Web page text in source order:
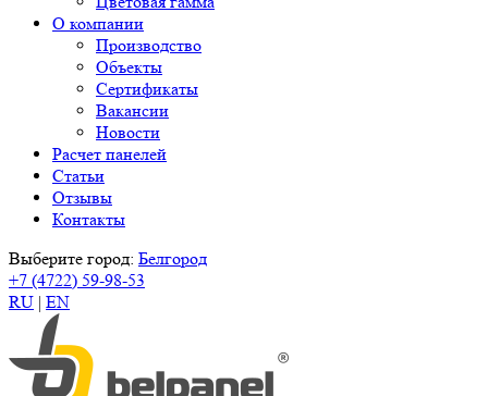
О компании
Производство
Объекты
Сертификаты
Вакансии
Новости
Расчет панелей
Статьи
Отзывы
Контакты
Выберите город: Белгород
+7 (4722) 59-98-53
RU | EN